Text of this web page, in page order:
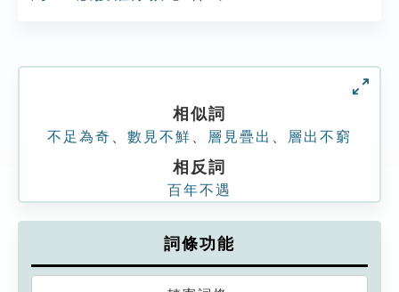
相似詞
不足為奇 數見不鮮 層見疊出 層出不窮
相反詞
百年不遇
詞條功能